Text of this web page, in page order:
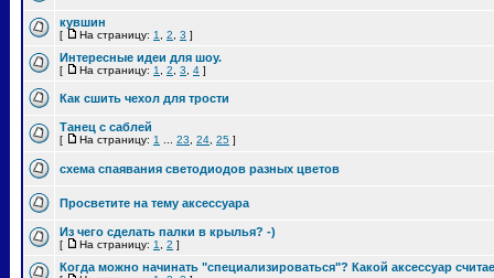
кувшин
[ На страницу: 1 2 3 ]
Интересные идеи для шоу.
[ На страницу: 1 2 3 4 ]
Как сшить чехол для трости
Танец с саблей
[ На страницу: 1 23 24 25 ]
схема спаявания светодиодов разных цветов
Просветите на тему аксессуара
Из чего сделать палки в крылья? -)
[ На страницу: 1 2 ]
Когда можно начинать "специализироваться"? Какой аксессуар